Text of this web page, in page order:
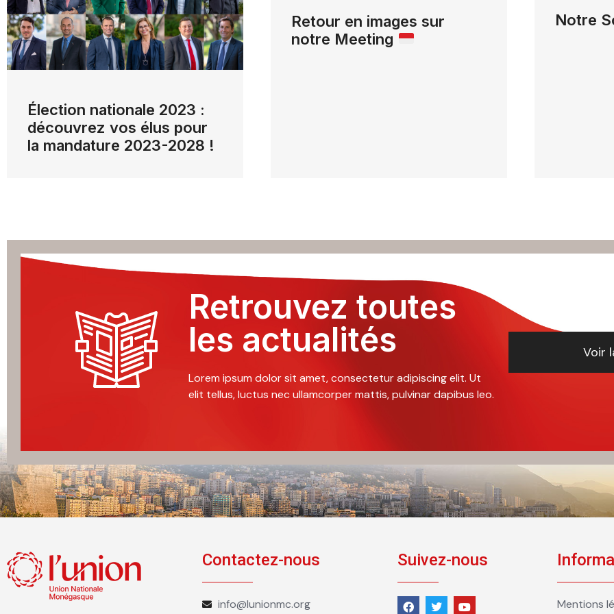
Élection nationale 2023 :
découvrez vos élus pour
la mandature 2023-2028 !
Retour en images sur
notre Meeting
Notre
Retrouvez toutes
les actualités
Lorem ipsum dolor sit amet, consectetur adipiscing elit. Ut
elit tellus, luctus nec ullamcorper mattis, pulvinar dapibus leo.
Voir
Contactez-nous
info@lunionmc.org
Suivez-nous
Mentions